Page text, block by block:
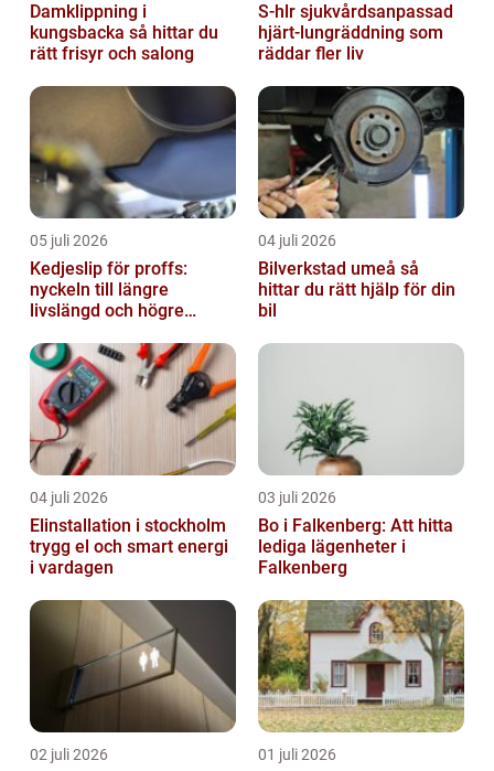
Damklippning i
kungsbacka så hittar du
rätt frisyr och salong
S-hlr sjukvårdsanpassad
hjärt-lungräddning som
räddar fler liv
05 juli 2026
Kedjeslip för proffs:
nyckeln till längre
livslängd och högre
04 juli 2026
Bilverkstad umeå så
hittar du rätt hjälp för din
bil
04 juli 2026
Elinstallation i stockholm
trygg el och smart energi
i vardagen
03 juli 2026
Bo i Falkenberg: Att hitta
lediga lägenheter i
Falkenberg
02 juli 2026 01 juli 2026